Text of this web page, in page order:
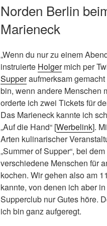
Norden Berlin
Marieneck
„Wenn du nur zu einem
instruierte Holgermich per
Supperaufmerksam
bin, wenn andere Menschen
orderte ich zwei Tickets für
Das Marieneck kannte ich
„Auf die Hand“ [Werbelink].
Arten kulinarischer
„Summer of Supper“, bei
verschiedene Menschen für
kochen. Wir gehen also am
kannte, von denen ich aber
Supperclub nur Gutes höre.
ich bin ganz aufgeregt.